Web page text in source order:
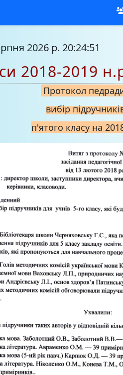
2026 р. 20:24:53
2018-2019
Протокол
вибір
п'ятого класу на